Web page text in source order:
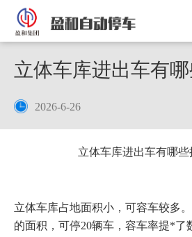
立体车库进出车有
2026-6-26
立体车库进出车有哪些
立体车库占地面积小，可容车较多
的面积，可停20辆车，容车率提*了